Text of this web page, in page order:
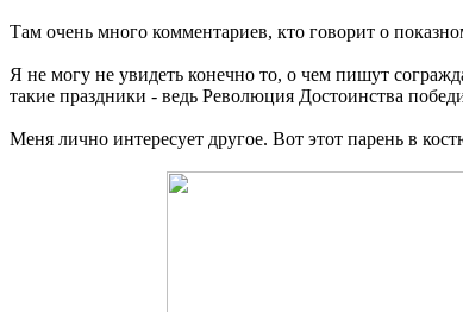
Там очень много комментариев, кто говорит о
Я не могу не увидеть конечно то, о чем пишут
такие праздники - ведь Революция Достоинства
Меня лично интересует другое. Вот этот парень в